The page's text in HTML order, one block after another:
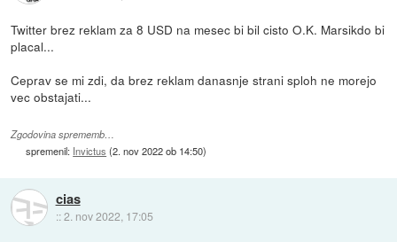
Twitter brez reklam za 8 USD na mesec bi bil cisto O.K. Marsikdo bi
placal...
Ceprav se mi zdi, da brez reklam danasnje strani sploh ne morejo
vec obstajati...
Zgodovina sprememb…
spremenil: Invictus (2. nov 2022 ob 14:50)
cias
::2. nov 2022, 17:05